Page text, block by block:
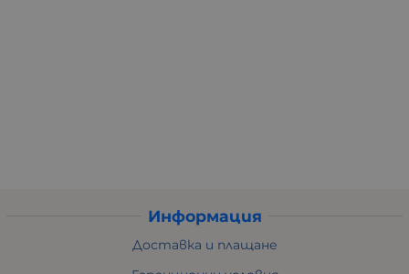
Информация
Доставка и плащане